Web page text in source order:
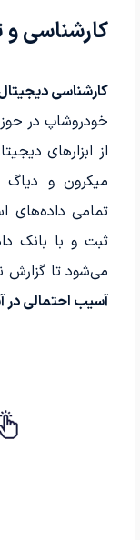
کارشناسی
کارشناسی
خودروشاپ در
میکرون و دیاگ
تمامی داده‌های
ثبت و با بانک
می‌شود تا گزارش
آسیب احتمالی در